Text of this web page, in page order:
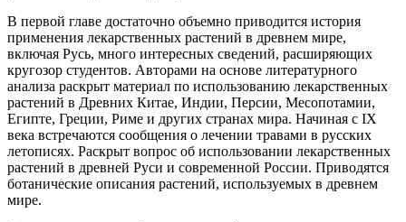
В первой главе достаточно объемно приводится история
применения лекарственных растений в древнем мире,
включая Русь, много интересных сведений, расширяющих
кругозор студентов. Авторами на основе литературного
анализа раскрыт материал по использованию лекарственных
растений в Древних Китае, Индии, Персии, Месопотамии,
Египте, Греции, Риме и других странах мира. Начиная с IХ
века встречаются сообщения о лечении травами в русских
летописях. Раскрыт вопрос об использовании лекарственных
растений в древней Руси и современной России. Приводятся
ботанические описания растений, используемых в древнем
мире.